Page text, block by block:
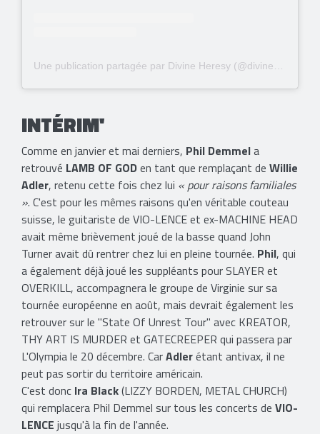
INTÉRIM'
Comme en janvier et mai derniers, Phil Demmela
retrouvé LAMB OF GODen tant que remplaçant de Willie
Adler, retenu cette fois chez lui « pour raisons familiales
». C'est pour les mêmes raisons qu'en véritable couteau
suisse, le guitariste de VIO-LENCE et ex-MACHINE HEAD
avait même brièvement joué de la basse quand John
Turner avait dû rentrer chez lui en pleine tournée. Phil, qui
a également déjà joué les suppléants pour SLAYER et
OVERKILL, accompagnera le groupe de Virginie sur sa
tournée européenne en août, mais devrait également les
retrouver sur le "State Of Unrest Tour" avec KREATOR,
THY ART IS MURDER et GATECREEPER qui passera par
L'Olympia le 20 décembre. CarAdlerétant antivax, il ne
peut pas sortir du territoire américain.
C'est donc Ira Black(LIZZY BORDEN, METAL CHURCH)
qui remplacera Phil Demmel sur tous les concerts de VIO-
LENCE jusqu'à la fin de l'année.